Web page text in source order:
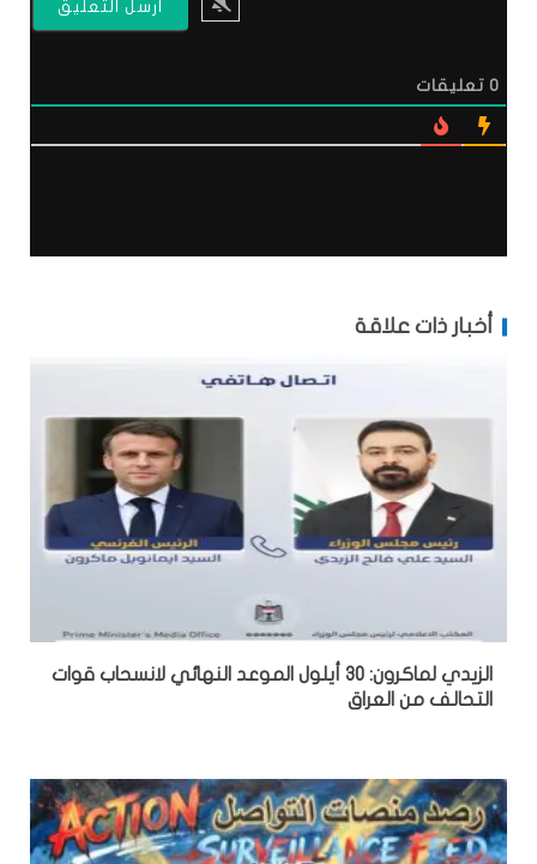
0 تعليقات
أخبار ذات علاقة
الزيدي لماكرون: 30 أيلول الموعد النهائي لانسحاب قوات
التحالف من العراق